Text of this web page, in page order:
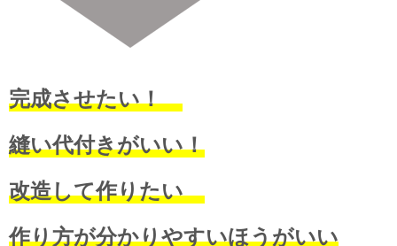
完成させたい！
縫い代付きがいい！
改造して作りたい
作り方が分かりやすいほうがいい